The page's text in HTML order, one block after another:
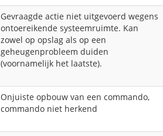
Gevraagde actie niet uitgevoerd wegens
ontoereikende systeemruimte. Kan
zowel op opslag als op een
geheugenprobleem duiden
(voornamelijk het laatste).
Onjuiste opbouw van een commando,
commando niet herkend